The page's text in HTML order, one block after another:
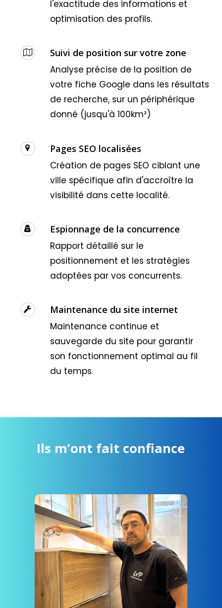
l'exactitude des informations et
optimisation des profils.
Suivi de position sur votre zone
Analyse précise de la position de
votre fiche Google dans les résultats
de recherche, sur un périphérique
donné (jusqu'à 100km²)
Pages SEO localisées
Création de pages SEO ciblant une
ville spécifique afin d'accroître la
visibilité dans cette localité.
Espionnage de la concurrence
Rapport détaillé sur le
positionnement et les stratégies
adoptées par vos concurrents.
Maintenance du site internet
Maintenance continue et
sauvegarde du site pour garantir
son fonctionnement optimal au fil
du temps.
Ils m’ont fait confiance